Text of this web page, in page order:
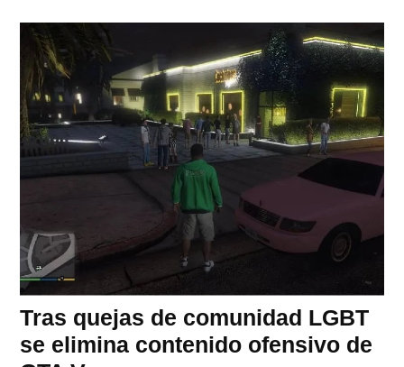
Tras quejas de comunidad LGBT
se elimina contenido ofensivo de